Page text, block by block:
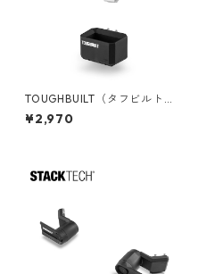
TOUGHBUILT（タフビルト）S
TACK TECH(スタックテック)
ロングツールホルダー TB-B1-
¥2,970